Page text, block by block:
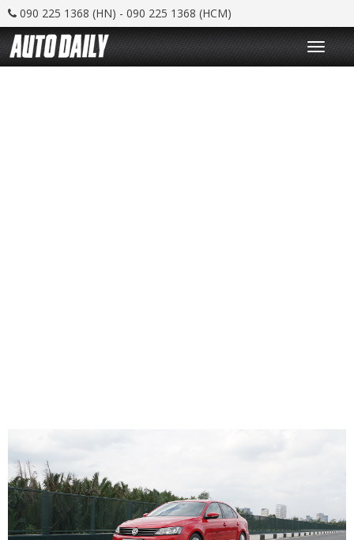
090 225 1368 (HN) - 090 225 1368 (HCM)
T
o
g